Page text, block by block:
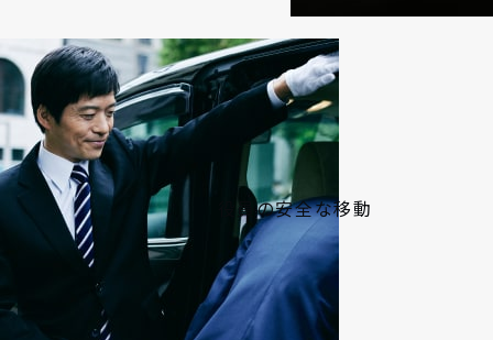
役員の安全な移動